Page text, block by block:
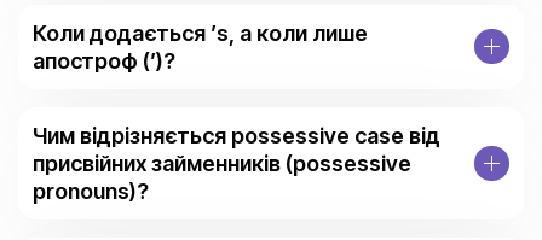
Коли додається ’s, а коли лише
апостроф (’)?
Чим відрізняється possessive case від
присвійних займенників (possessive
pronouns)?